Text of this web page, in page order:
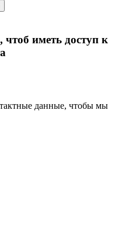
чтоб иметь доступ к
данные, чтобы мы